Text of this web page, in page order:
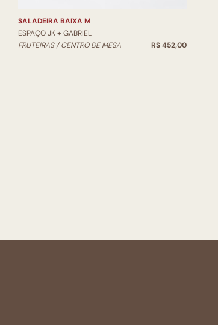
SALADEIRA BAIXA M
ESPAÇO JK + GABRIEL
FRUTEIRAS / CENTRO DE MESA
R$ 452,00